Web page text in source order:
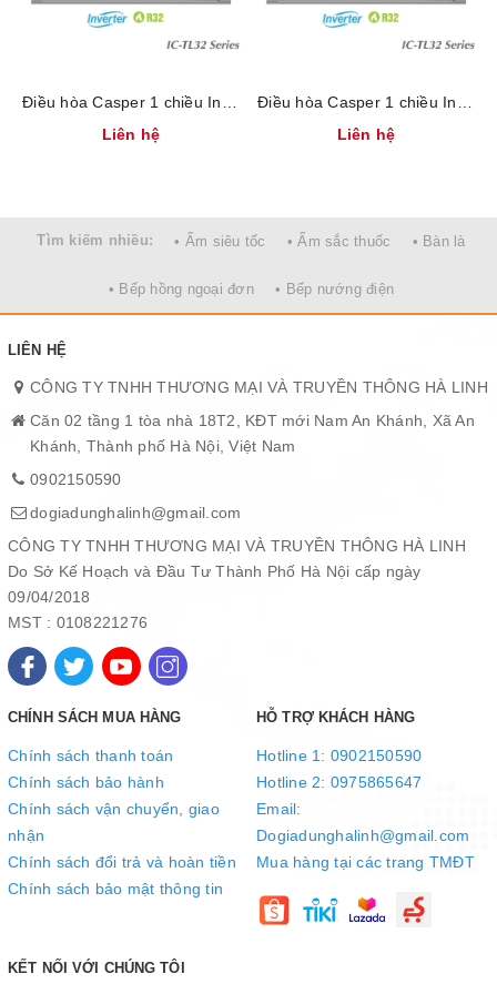
dùng Việt Nam. SHR-AW09C210 có ưu điểm nổi bật về khả năng
vận hành êm ái, tiết kiệm điện năng với dàn lạnh đồng và môi
Điều hòa không khí SUNHOUSE 1 chiều 9000BTU SHR-
AW09C210 có thiết kế trang nhã với gam màu trắng, dễ dàng phù
Sản phầm tích hợp màn hình hiển thị nhiệt độ trên dàn lạnh, giúp
người dùng dễ dàng theo dõi và kiểm soát nhiệt độ trong phòng.
Vận hành êm ái, bền bỉ, tiết kiệm điện năng
Lan, điều hòa SUNHOUSE có độ ồn thấp, đem đến khả năng vận
hành êm ái, bền bỉ, tiết kiệm điện năng.
Liên hệ
Liên hệ
Tìm kiếm nhiều: • Ấm siêu tốc • Ấm sắc thuốc • Bàn là
• Bếp hồng ngoại đơn • Bếp nướng điện
LIÊN HỆ
CÔNG TY TNHH THƯƠNG MẠI VÀ TRUYỀN THÔNG HÀ LINH
Căn 02 tầng 1 tòa nhà 18T2, KĐT mới Nam An Khánh, Xã An
Khánh, Thành phố Hà Nội, Việt Nam
0902150590
dogiadunghalinh@gmail.com
CÔNG TY TNHH THƯƠNG MẠI VÀ TRUYỀN THÔNG HÀ LINH
Do Sở Kế Hoạch và Đầu Tư Thành Phố Hà Nội cấp ngày
09/04/2018
MST : 0108221276
CHÍNH SÁCH MUA HÀNG
Chính sách thanh toán
Chính sách bảo hành
Chính sách vận chuyển, giao
nhận
Chính sách đổi trả và hoàn tiền
Chính sách bảo mật thông tin
HỖ TRỢ KHÁCH HÀNG
Hotline 1: 0902150590
Hotline 2: 0975865647
Email:
Dogiadunghalinh@gmail.com
Mua hàng tại các trang TMĐT
KẾT NỐI VỚI CHÚNG TÔI